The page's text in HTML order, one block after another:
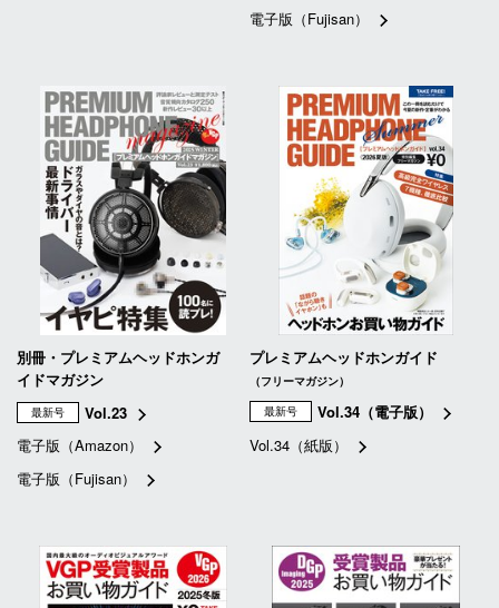
電子版（Fujisan）
別冊・プレミアムヘッドホンガ
イドマガジン
最新号
Vol.23
電子版（Amazon）
電子版（Fujisan）
プレミアムヘッドホンガイド
（フリーマガジン）
最新号
Vol.34（電子版）
Vol.34（紙版）